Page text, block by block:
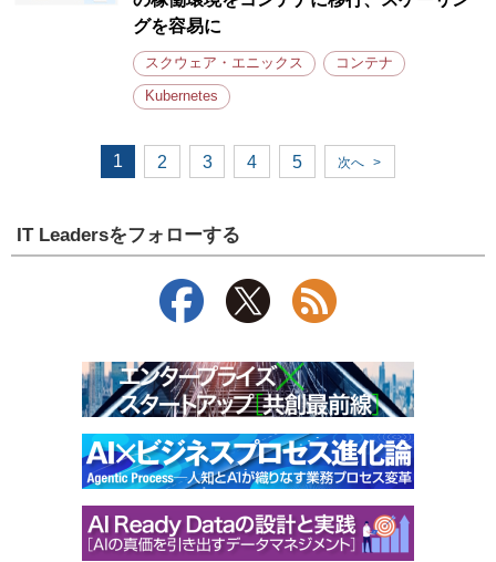
グを容易に
スクウェア・エニックス コンテナ
Kubernetes
1 2 3 4 5 次へ >
IT Leadersをフォローする